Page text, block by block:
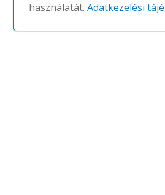
használatát.Adatkezelési